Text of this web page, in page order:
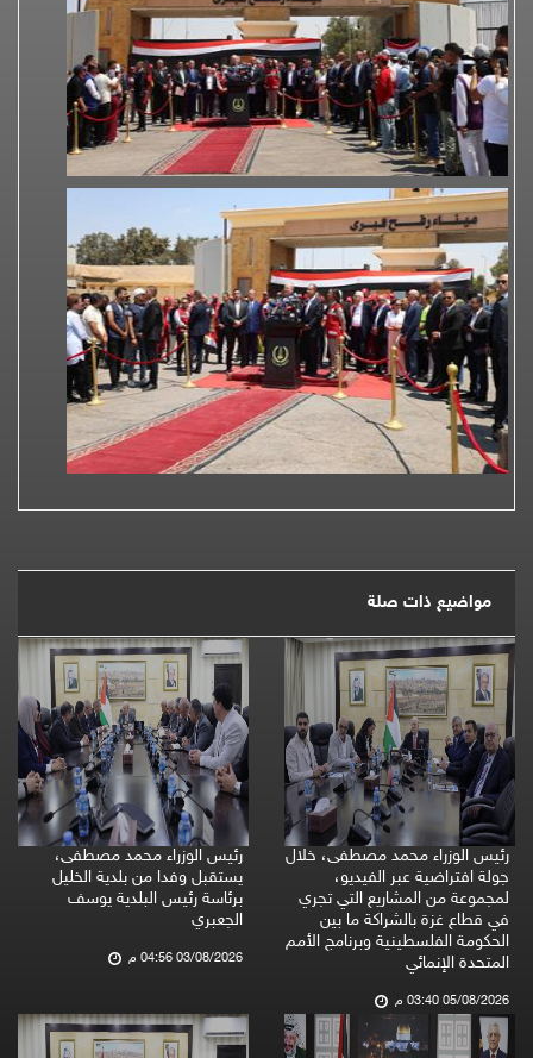
مواضيع ذات صلة
رئيس الوزراء محمد مصطفى، خلال
جولة افتراضية عبر الفيديو،
لمجموعة من المشاريع التي تجري
في قطاع غزة بالشراكة ما بين
الحكومة الفلسطينية وبرنامج الأمم
المتحدة الإنمائي
05/08/2026 03:40 م
رئيس الوزراء محمد مصطفى،
يستقبل وفدا من بلدية الخليل
برئاسة رئيس البلدية يوسف
الجعبري
03/08/2026 04:56 م